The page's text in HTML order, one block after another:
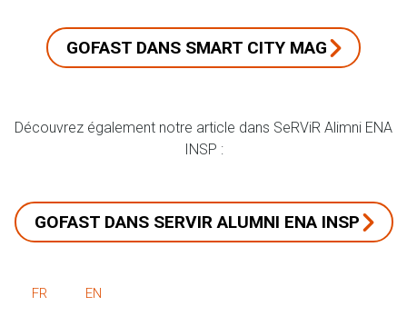
GOFAST DANS SMART CITY MAG
Découvrez également notre article dans SeRViR Alimni ENA
INSP :
GOFAST DANS SERVIR ALUMNI ENA INSP
FR EN